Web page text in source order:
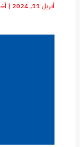
أبريل 11, 2024 |